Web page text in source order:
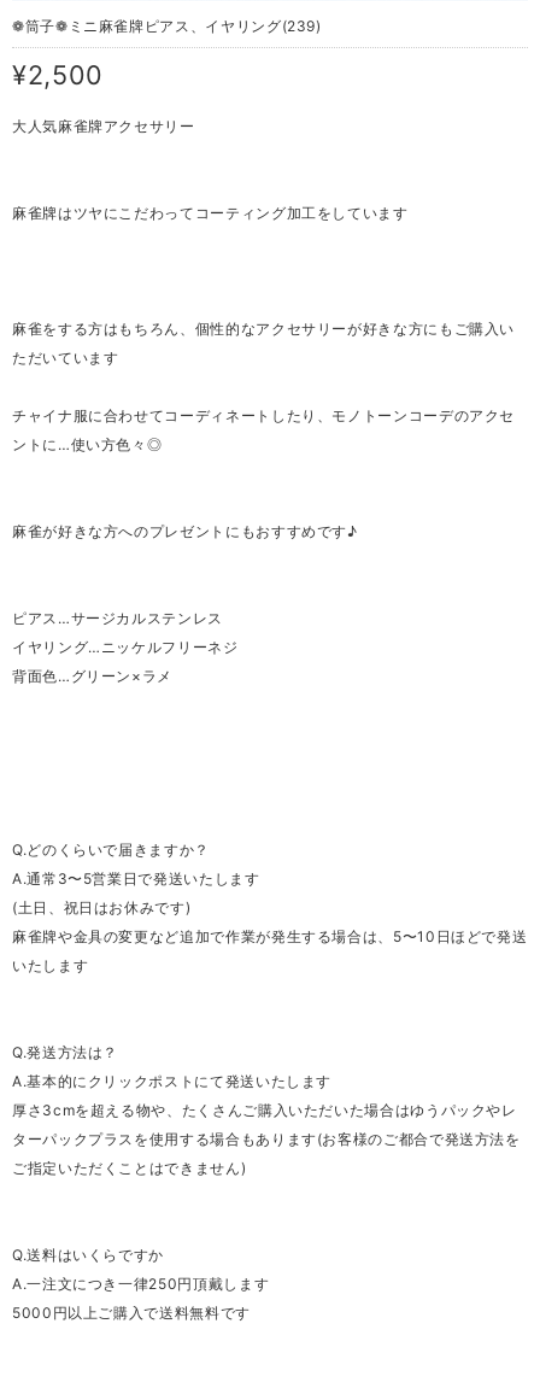
❁筒子❁ミニ 麻雀牌ピアス、イヤリング(239)
¥2,500
大人気麻雀牌アクセサリー
麻雀牌はツヤにこだわってコーティング加工をしています
麻雀をする方はもちろん、個性的なアクセサリーが好きな方にもご購入い
ただいています
チャイナ服に合わせてコーディネートしたり、モノトーンコーデのアクセ
ントに…使い方色々◎
麻雀が好きな方へのプレゼントにもおすすめです♪
ピアス…サージカルステンレス
イヤリング…ニッケルフリーネジ
背面色…グリーン×ラメ
Q.どのくらいで届きますか？
A.通常3〜5営業日で発送いたします
(土日、祝日はお休みです)
麻雀牌や金具の変更など追加で作業が発生する場合は、5〜10日ほどで発送
いたします
Q.発送方法は？
A.基本的にクリックポストにて発送いたします
厚さ3cmを超える物や、たくさんご購入いただいた場合はゆうパックやレ
ターパックプラスを使用する場合もあります(お客様のご都合で発送方法を
ご指定いただくことはできません)
Q.送料はいくらですか
A.一注文につき一律250円頂戴します
5000円以上ご購入で送料無料です